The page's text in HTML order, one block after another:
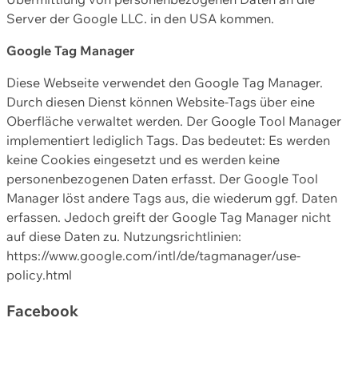
Server der Google LLC. in den USA kommen.
Google Tag Manager
Diese Webseite verwendet den Google Tag Manager.
Durch diesen Dienst können Website-Tags über eine
Oberfläche verwaltet werden. Der Google Tool Manager
implementiert lediglich Tags. Das bedeutet: Es werden
keine Cookies eingesetzt und es werden keine
personenbezogenen Daten erfasst. Der Google Tool
Manager löst andere Tags aus, die wiederum ggf. Daten
erfassen. Jedoch greift der Google Tag Manager nicht
auf diese Daten zu. Nutzungsrichtlinien:
https://www.google.com/intl/de/tagmanager/use-
policy.html
Facebook